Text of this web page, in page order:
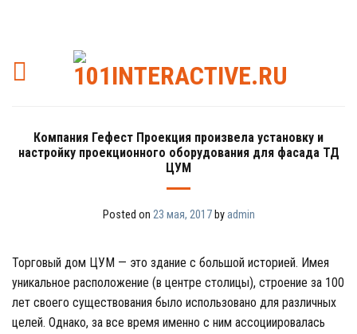
Компания Гефест Проекция произвела установку и
настройку проекционного оборудования для фасада ТД
ЦУМ
Posted on 23 мая, 2017byadmin
Торговый дом ЦУМ — это здание с большой историей. Имея
уникальное расположение (в центре столицы), строение за 100
лет своего существования было использовано для различных
целей. Однако, за все время именно с ним ассоциировалась